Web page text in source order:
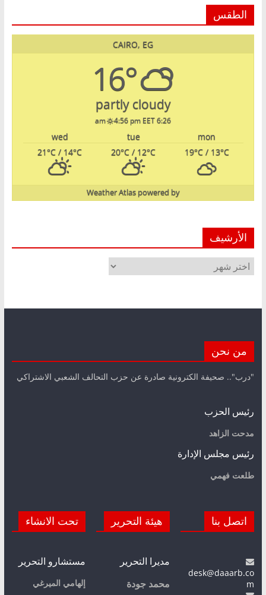
الطقس
CAIRO, EG
16°
partly cloudy
6:26 am
4:56 pm EET
mon
tue
wed
19°C/ 13°C
20°C / 12°C
21°C / 14°C
powered by
Weather Atlas
الأرشيف
الأرشيف
من نحن
"درب".. صحيفة الكترونية صادرة عن حزب التحالف الشعبي الاشتراكي
رئيس الحزب
مدحت الزاهد
رئيس مجلس الإدارة
طلعت فهمي
اتصل بنا
desk@daaarb.co
m
هيئة التحرير
مديرا التحرير
محمد جودة
تحت الانشاء
مستشارو التحرير
إلهامي الميرغي